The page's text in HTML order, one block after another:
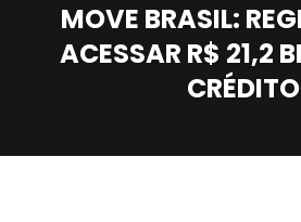
MOVE BRASIL:
ACESSAR R$ 21,2
CRÉDITO